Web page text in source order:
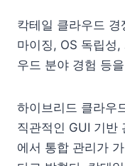
칵테일 클라우드
마이징, OS 독립성
우드 분야 경험 등
하이브리드 클라우
직관적인 GUI 기반
에서 통합 관리가